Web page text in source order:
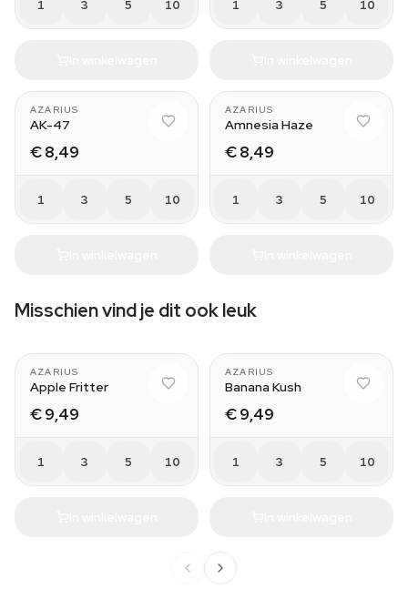
1 3 5 10 1 3 5 10
AZARIUS
AK-47
€ 8,49
1 3 5 10
AZARIUS
Amnesia Haze
€ 8,49
1 3 5 10
Misschien vind je dit ook leuk
AZARIUS
Apple Fritter
€ 9,49
1 3 5 10
AZARIUS
Banana Kush
€ 9,49
1 3 5 10